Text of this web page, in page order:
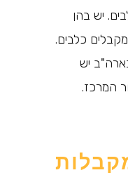
יש בהן
כלבים.
יש
המרכז.